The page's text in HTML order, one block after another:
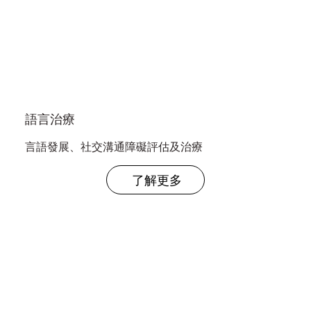
語言治療
言語發展、社交溝通障礙評估及治療
了解更多